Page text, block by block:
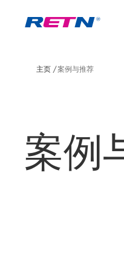
主页 案例与推荐
案例